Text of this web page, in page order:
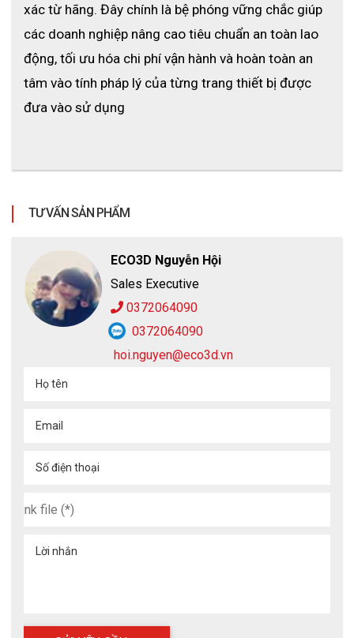
xác từ hãng. Đây chính là bệ phóng vững chắc giúp
các doanh nghiệp nâng cao tiêu chuẩn an toàn lao
động, tối ưu hóa chi phí vận hành và hoàn toàn an
tâm vào tính pháp lý của từng trang thiết bị được
đưa vào sử dụng
TƯ VẤN SẢN PHẨM
ECO3D Nguyễn Hội
Sales Executive
0372064090
0372064090
hoi.nguyen@eco3d.vn
Họ tên
Email
Số điện thoại
Lời nhắn